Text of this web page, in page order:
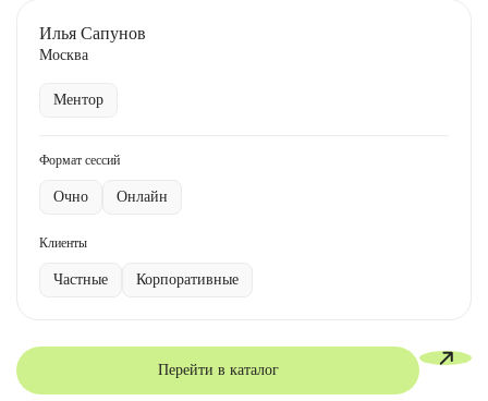
Илья Сапунов
Москва
Ментор
Формат сессий
Очно Онлайн
Клиенты
Частные Корпоративные
Перейти в каталог